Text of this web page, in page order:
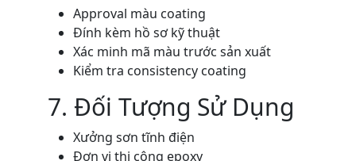
Approval màu coating
Đính kèm hồ sơ kỹ thuật
Xác minh mã màu trước sản xuất
Kiểm tra consistency coating
7. Đối Tượng Sử Dụng
Xưởng sơn tĩnh điện
Đơn vị thi công epoxy